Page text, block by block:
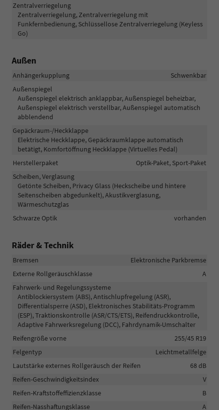
Zentralverriegelung
Zentralverriegelung, Zentralverriegelung mit
Funkfernbedienung, Schlüssellose Zentralverriegelung (Keyless
Go)
Außen
Anhängerkupplung
Schwenkbar
Außenspiegel
Außenspiegel elektrisch anklappbar, Außenspiegel beheizbar,
Außenspiegel elektrisch verstellbar, Außenspiegel automatisch
abblendend
Gepäckraum-/Heckklappe
Elektrische Heckklappe, Gepäckraumklappe automatisch
betätigt, Komfortöffnung Heckklappe (Virtuelles Pedal)
Herstellerpaket
Optik-Paket, Sport-Paket
Scheiben, Verglasung
Getönte Scheiben, Privacy Glass (Heckscheibe und hintere
Seitenscheiben abgedunkelt), Akustikverglasung,
Wärmeschutzglas
Schwarze Optik
vorhanden
Räder & Technik
Bremsen
Elektronische Parkbremse
Externe Rollgeräuschklasse
A
Fahrwerk- und Regelungssysteme
Antiblockiersystem (ABS), Antischlupfregelung (ASR),
Differentialsperre (ASD), Elektronisches Stabilitäts-Programm
(ESP), Traktionskontrolle (ASR/CTS/ETS), Reifendruckkontrolle,
Adaptive Fahrwerksregelung (DCC), Fahrdynamik-Umschalter
Reifengröße vorne
255/45 R19
Felgentyp
Leichtmetallfelge
Lautstärke externes Rollgeräusch der Reifen
68 dB
Reifen-Geschwindigkeitsindex
V
Reifen-Kraftstoffeffizienzklasse
B
Reifen-Nasshaftungsklasse
A